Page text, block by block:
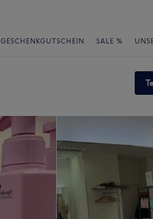
GESCHENKGUTSCHEIN SALE %